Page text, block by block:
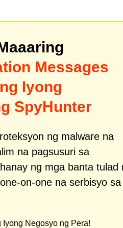
Messages
Iyong
SpyHunter
ng malware na
na pagsusuri sa
ng mga banta tulad
on-one na serbisyo sa
Iyong Negosyo ng Pera!